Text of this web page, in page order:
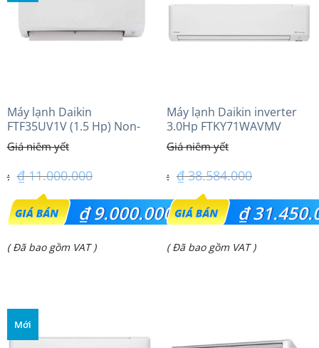
Máy lạnh Daikin
FTF35UV1V (1.5 Hp) Non-
inverter Thái lan
₫11.000.000
Giá
gốc
là:
₫9.000.000
Giá
₫ 9.000.000.
( Đã bao gồm VAT )
Máy lạnh Daikin inverter
3.0Hp FTKY71WAVMV
₫38.584.000
Giá
gốc
là:
₫
Giá
₫ 31.450.000.
( Đã bao gồm VAT )
Mới